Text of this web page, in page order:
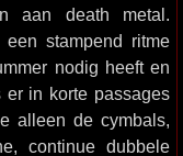
aan death metal.
stampend ritme
nodig heeft en
in korte passages
alleen de cymbals,
continue dubbele